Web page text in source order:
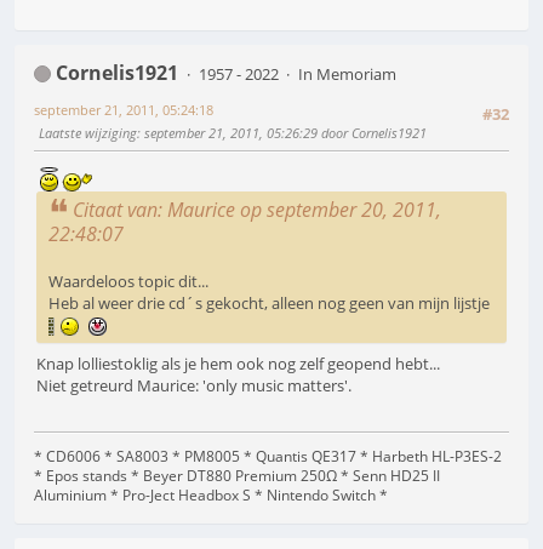
Cornelis1921 1957 - 2022
In Memoriam
#32
september 21, 2011, 05:24:18
Laatste wijziging: september 21, 2011, 05:26:29 door Cornelis1921
Citaat van: Maurice op september 20, 2011,
22:48:07
Waardeloos topic dit...
Heb al weer drie cd´s gekocht, alleen nog geen van mijn lijstje
Knap lolliestoklig als je hem ook nog zelf geopend hebt...
Niet getreurd Maurice: 'only music matters'.
* CD6006 * SA8003 * PM8005 * Quantis QE317 * Harbeth HL-P3ES-2
* Epos stands * Beyer DT880 Premium 250Ω * Senn HD25 II
Aluminium * Pro-Ject Headbox S * Nintendo Switch *